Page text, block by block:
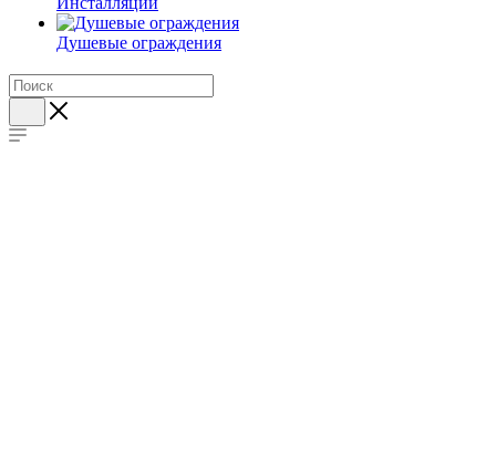
Душевые ограждения